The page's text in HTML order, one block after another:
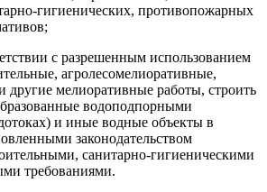
гигиенических, противопожарных
с разрешенным использованием
агролесомелиоративные,
другие мелиоративные работы, строить
водоподпорными
и иные водные объекты в
законодательством
санитарно-гигиеническими
требованиями.